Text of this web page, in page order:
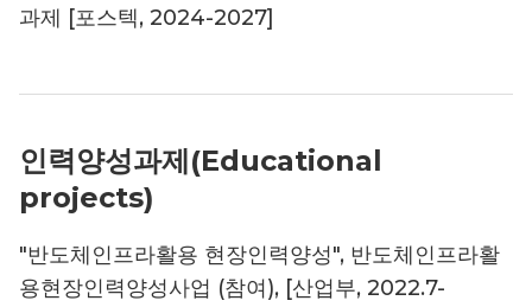
과제 [포스텍, 2024-2027]
인력양성과제(Educational
projects)
"반도체인프라활용 현장인력양성", 반도체인프라활
용현장인력양성사업 (참여), [산업부, 2022.7-